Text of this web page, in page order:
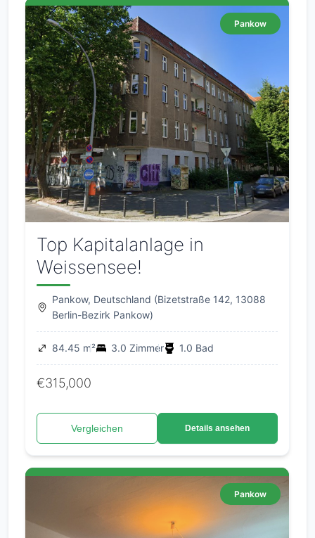
Pankow
Top Kapitalanlage in
Weissensee!
Pankow, Deutschland (Bizetstraße 142, 13088
Berlin-Bezirk Pankow)
84.45 m² 3.0 Zimmer 1.0 Bad
€315,000
Vergleichen Details ansehen
Pankow